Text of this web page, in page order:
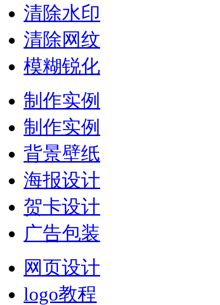
清除水印
清除网纹
模糊锐化
制作实例
制作实例
背景壁纸
海报设计
贺卡设计
广告包装
网页设计
logo教程